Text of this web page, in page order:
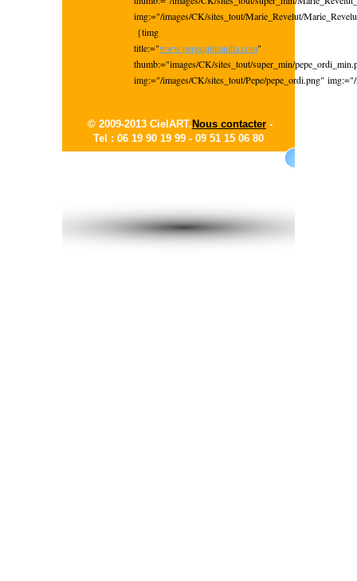
img:="/images/CK/sites_tout/Marie_Revelut/
{timg
title:="www.pepequintanilla.com"
thumb:="images/CK/sites_tout/super_min/
img:="/images/CK/sites_tout/Pepe/pepe_ordi.png"
© 2009-2013 CielART. Nous contacter -
Tel : 06 19 90 19 99 - 09 51 15 06 80